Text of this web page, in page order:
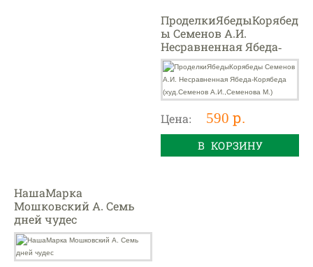
ПроделкиЯбедыКорябед
ы Семенов А.И.
Несравненная Ябеда-
Корябеда (худ.Семенов
А.И.,Семенова М.)
Цена: 590 р.
В КОРЗИНУ
НашаМарка
Мошковский А. Семь
дней чудес